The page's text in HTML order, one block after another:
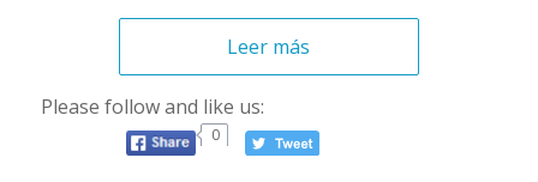
Leer más
Please follow and like us:
0